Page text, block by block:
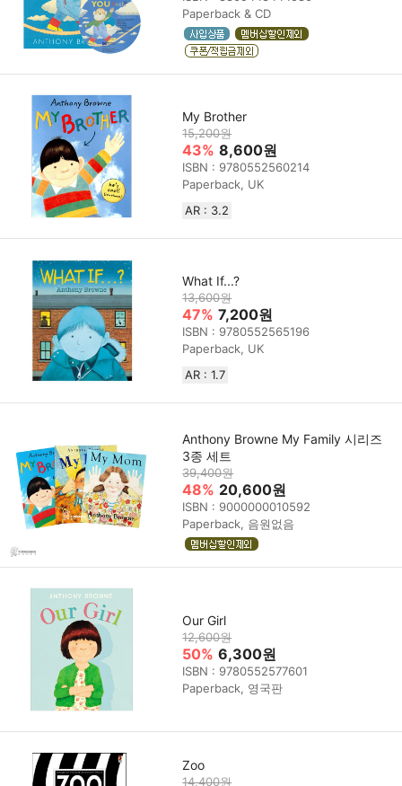
Paperback & CD
My Brother
15,200원
43% 8,600원
ISBN : 9780552560214
Paperback, UK
AR : 3.2
What If...?
13,600원
47% 7,200원
ISBN : 9780552565196
Paperback, UK
AR : 1.7
Anthony Browne My Family 시리즈
3종 세트
39,400원
48% 20,600원
ISBN : 9000000010592
Paperback, 음원없음
Our Girl
12,600원
50% 6,300원
ISBN : 9780552577601
Paperback, 영국판
Zoo
14,400원